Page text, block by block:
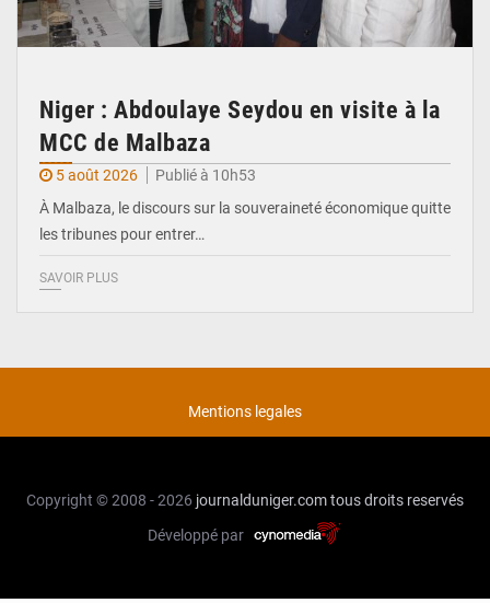
Niger : Abdoulaye Seydou en visite à la
MCC de Malbaza
5 août 2026
Publié à 10h53
À Malbaza, le discours sur la souveraineté économique quitte
les tribunes pour entrer…
SAVOIR PLUS
Mentions legales
Copyright © 2008 - 2026 journalduniger.comtous droits reservés
Développé par